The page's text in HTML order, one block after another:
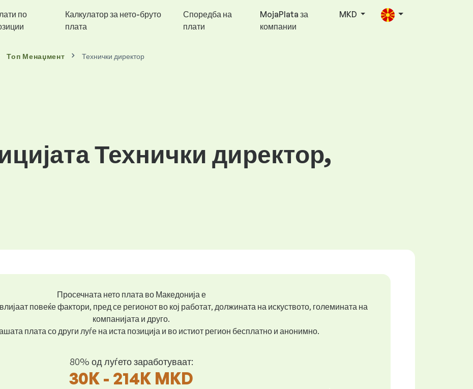
по
Калкулатор за нето-бруто
плата
Споредба на
плати
MojaPlata за
компании
MKD
Топ Менаџмент Технички директор
Технички директор,
Просечната нето плата во Македонија е
повеќе фактори, пред се регионот во кој работат, должината на искуството, големината на
компанијата и друго.
плата со други луѓе на иста позиција и во истиот регион бесплатно и анонимно.
80% од луѓето заработуваат:
30K - 214K MKD